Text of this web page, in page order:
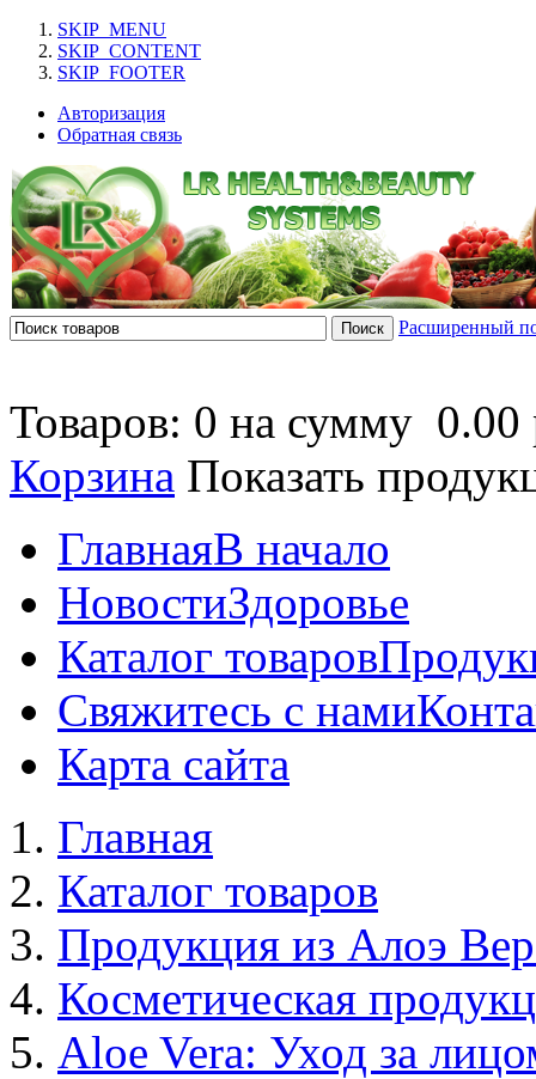
SKIP_MENU
SKIP_CONTENT
SKIP_FOOTER
Авторизация
Обратная связь
Расширенный
Товаров: 0 на сумму 0.00
Корзина Показать
ГлавнаяВ начало
НовостиЗдоровье
Каталог товаров
Свяжитесь с нами
Карта сайта
Главная
Каталог товаров
Продукция из Алоэ
Косметическая
Aloe Vera: Уход за